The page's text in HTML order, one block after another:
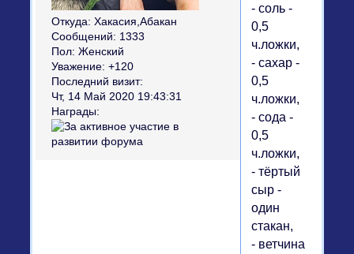
Откуда: Хакасия,Абакан
Сообщений: 1333
Пол: Женский
Уважение: +120
Последний визит:
Чт, 14 Май 2020 19:43:31
Награды:
- соль -
0,5
ч.ложки,
- сахар -
0,5
ч.ложки,
- сода -
0,5
ч.ложки,
- тёртый
сыр -
один
стакан,
- ветчина